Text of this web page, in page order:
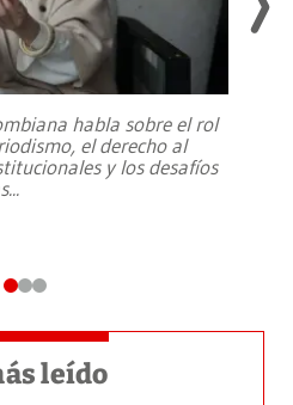
habla sobre el rol
el derecho al
y los desafíos
...
leído